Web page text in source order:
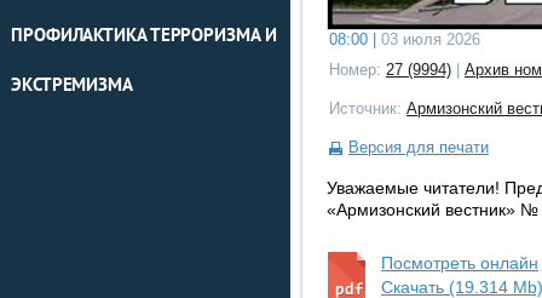
ПРОФИЛАКТИКА ТЕРРОРИЗМА И
ЭКСТРЕМИЗМА
08:00 |
03 июля 2026
Номер: 27 (9994) Архив
Источник: Армизонский
Версия для печати
Уважаемые читатели!
«Армизонский вестник»
Посмотреть онлайн
Скачать (19.314 Mb)